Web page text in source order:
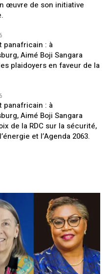
œuvre de son initiative
panafricain : à
Aimé Boji Sangara
plaidoyers en faveur de la
panafricain : à
Aimé Boji Sangara
de la RDC sur la sécurité,
et l’Agenda 2063.